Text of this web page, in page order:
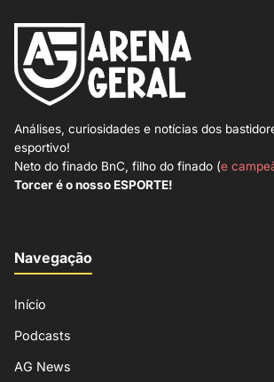
Análises, curiosidades e notícias dos
esportivo!
Neto do finado BnC, filho do finado (e
Torcer é o nosso ESPORTE!
Navegação
Início
Podcasts
AG News